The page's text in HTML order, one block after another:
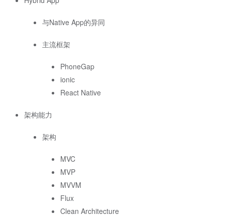
与Native App的异同
主流框架
PhoneGap
ionic
React Native
架构能力
架构
MVC
MVP
MVVM
Flux
Clean Architecture